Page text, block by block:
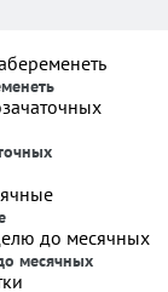
месячных